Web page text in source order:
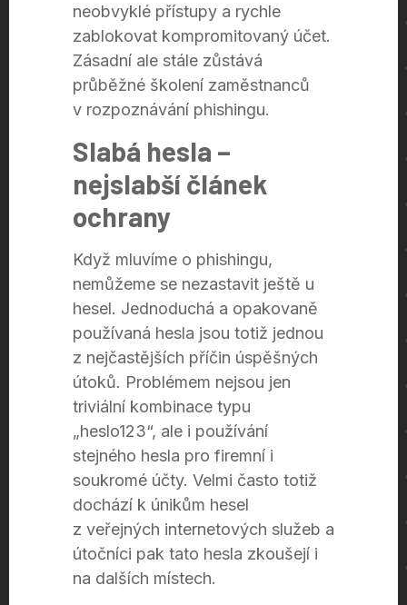
neobvyklé přístupy a rychle
zablokovat kompromitovaný účet.
Zásadní ale stále zůstává
průběžné školení zaměstnanců
v rozpoznávání phishingu.
Slabá hesla –
nejslabší článek
ochrany
Když mluvíme o phishingu,
nemůžeme se nezastavit ještě u
hesel. Jednoduchá a opakovaně
používaná hesla jsou totiž jednou
z nejčastějších příčin úspěšných
útoků. Problémem nejsou jen
triviální kombinace typu
„heslo123“, ale i používání
stejného hesla pro firemní i
soukromé účty. Velmi často totiž
dochází k únikům hesel
z veřejných internetových služeb a
útočníci pak tato hesla zkoušejí i
na dalších místech.